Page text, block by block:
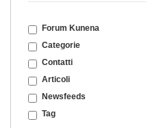
Forum Kunena
Categorie
Contatti
Articoli
Newsfeeds
Tag